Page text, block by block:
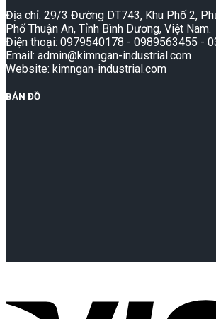
Địa chỉ: 29/3 Đường DT743, Khu Phố 2,
Phố Thuận An, Tỉnh Bình Dương, Việt Nam.
Điện thoại: 0979540178 - 0989563455 -
Email: admin@kimngan-industrial.com
Website: kimngan-industrial.com
BẢN ĐỒ